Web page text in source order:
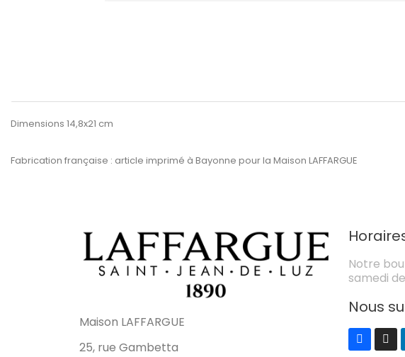
Dimensions 14,8x21 cm
Fabrication française : article imprimé à Bayonne pour la Maison LAFFARGUE
Maison LAFFARGUE
25, rue Gambetta
Notre
samedi
Nous